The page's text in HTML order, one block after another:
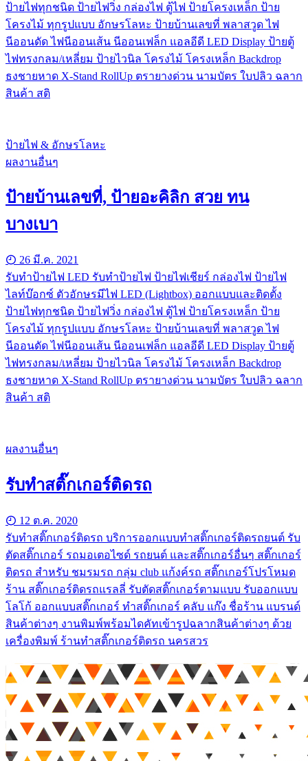
ป้ายไฟทุกชนิด ป้ายไฟวิ่ง กล่องไฟ ตู้ไฟ ป้ายโครงเหล็ก ป้าย
โครงไม้ ทุกรูปแบบ อักษรโลหะ ป้ายบ้านเลขที่ พลาสวูด ไฟ
นีออนดัด ไฟนีออนเส้น นีออนเฟล็ก แอลอีดี LED Display ป้ายตู้
ไฟทรงกลม/เหลี่ยม ป้ายไวนิล โครงไม้ โครงเหล็ก Backdrop
ธงชายหาด X-Stand RollUp ตรายางด่วน นามบัตร ใบปลิว ฉลาก
สินค้า สติ
ป้ายไฟ & อักษรโลหะ
ผลงานอื่นๆ
ป้ายบ้านเลขที่, ป้ายอะคิลิก สวย ทน
บางเบา
26 มี.ค. 2021
รับทําป้ายไฟ LED รับทำป้ายไฟ ป้ายไฟเชียร์ กล่องไฟ ป้ายไฟ
ไลท์บ๊อกซ์ ตัวอักษรมีไฟ LED (Lightbox) ออกแบบและติดตั้ง
ป้ายไฟทุกชนิด ป้ายไฟวิ่ง กล่องไฟ ตู้ไฟ ป้ายโครงเหล็ก ป้าย
โครงไม้ ทุกรูปแบบ อักษรโลหะ ป้ายบ้านเลขที่ พลาสวูด ไฟ
นีออนดัด ไฟนีออนเส้น นีออนเฟล็ก แอลอีดี LED Display ป้ายตู้
ไฟทรงกลม/เหลี่ยม ป้ายไวนิล โครงไม้ โครงเหล็ก Backdrop
ธงชายหาด X-Stand RollUp ตรายางด่วน นามบัตร ใบปลิว ฉลาก
สินค้า สติ
ผลงานอื่นๆ
รับทำสติ๊กเกอร์ติดรถ
12 ต.ค. 2020
รับทำสติ๊กเกอร์ติดรถ บริการออกแบบทำสติ๊กเกอร์ติดรถยนต์ รับ
ตัดสติ๊กเกอร์ รถมอเตอไซด์ รถยนต์ และสติ๊กเกอร์อื่นๆ สติ๊กเกอร์
ติดรถ สำหรับ ชมรมรถ กลุ่ม club แก้งค์รถ สติ๊กเกอร์โปรโหมด
ร้าน สติ๊กเกอร์ติดรถแรลลี่ รับตัดสติ๊กเกอร์ตามแบบ รับออกแบบ
โลโก้ ออกแบบสติ๊กเกอร์ ทำสติ๊กเกอร์ คลับ แก๊ง ชื่อร้าน แบรนด์
สินค้าต่างๆ งานพิมพ์พร้อมไดคัทเข้ารูปฉลากสินค้าต่างๆ ด้วย
เครื่องพิมพ์ ร้านทําสติ๊กเกอร์ติดรถ นครสวร